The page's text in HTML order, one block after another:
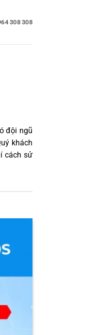
308 308
đội ngũ
khách
cách sử